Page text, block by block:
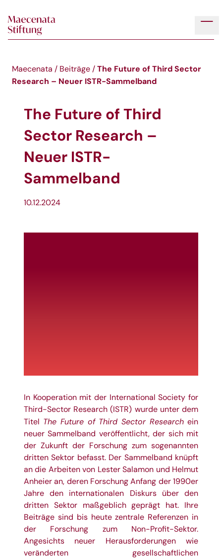
Maecenata / Beiträge / The Future of Third Sector
Research – Neuer ISTR-Sammelband
The Future of Third
Sector Research –
Neuer ISTR-
Sammelband
10.12.2024
In Kooperation mit der International Society for
Third-Sector Research (ISTR) wurde unter dem
Titel The Future of Third Sector Research ein
neuer Sammelband veröffentlicht, der sich mit
der Zukunft der Forschung zum sogenannten
dritten Sektor befasst. Der Sammelband knüpft
an die Arbeiten von Lester Salamon und Helmut
Anheier an, deren Forschung Anfang der 1990er
Jahre den internationalen Diskurs über den
dritten Sektor maßgeblich geprägt hat. Ihre
Beiträge sind bis heute zentrale Referenzen in
der Forschung zum Non-Profit-Sektor.
Angesichts neuer Herausforderungen wie
veränderten gesellschaftlichen